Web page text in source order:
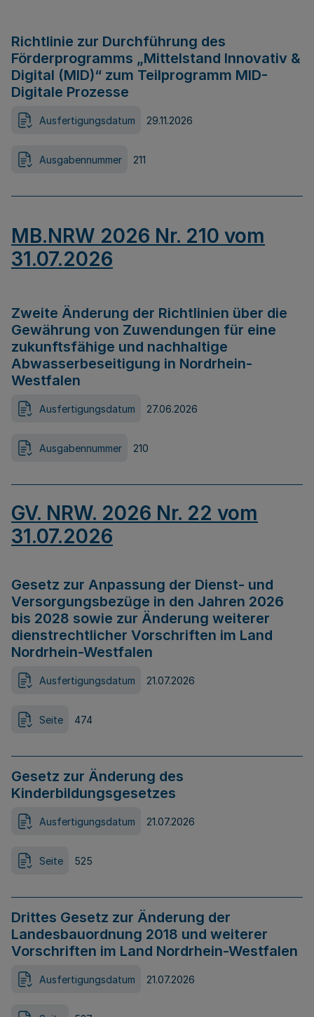
Richtlinie zur Durchführung des
Förderprogramms „Mittelstand Innovativ &
Digital (MID)“ zum Teilprogramm MID-
Digitale Prozesse
Ausfertigungsdatum 29.11.2026
Ausgabennummer 211
MB.NRW 2026 Nr. 210 vom
31.07.2026
Zweite Änderung der Richtlinien über die
Gewährung von Zuwendungen für eine
zukunftsfähige und nachhaltige
Abwasserbeseitigung in Nordrhein-
Westfalen
Ausfertigungsdatum 27.06.2026
Ausgabennummer 210
GV. NRW. 2026 Nr. 22 vom
31.07.2026
Gesetz zur Anpassung der Dienst- und
Versorgungsbezüge in den Jahren 2026
bis 2028 sowie zur Änderung weiterer
dienstrechtlicher Vorschriften im Land
Nordrhein-Westfalen
Ausfertigungsdatum 21.07.2026
Seite 474
Gesetz zur Änderung des
Kinderbildungsgesetzes
Ausfertigungsdatum 21.07.2026
Seite 525
Drittes Gesetz zur Änderung der
Landesbauordnung 2018 und weiterer
Vorschriften im Land Nordrhein-Westfalen
Ausfertigungsdatum 21.07.2026